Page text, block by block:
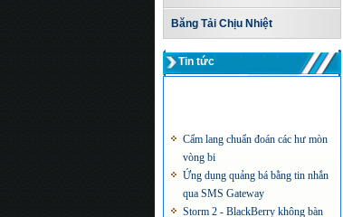
Băng Tải Chịu Nhiệt
Tin tức
Cẩm lang chuẩn đoán các hư mòn
Ứng dụng quảng bá bằng tin nhắn
qua SMS Gateway
Storm 2 - BlackBerry không bàn